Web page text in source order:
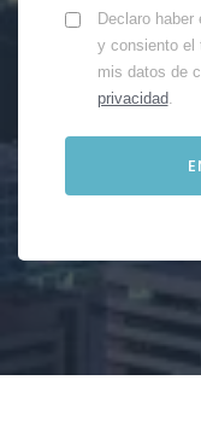
Declaro
y consiento el
mis datos de
privacidad.